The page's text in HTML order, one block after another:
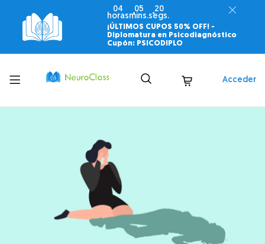
04
horas
05
mins.
19
segs.
¡ÚLTIMOS CUPOS 50% OFF! -
Diplomatura en Psicodiagnóstico
Cupón: PSICODIPLO
Toggle
menu
Acceder